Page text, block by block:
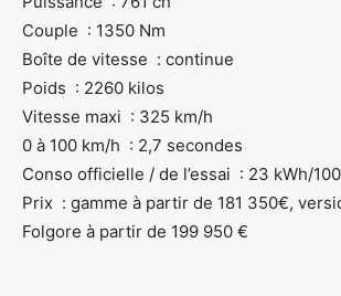
Couple : 1350 Nm
Boîte de vitesse : continue
Poids : 2260 kilos
Vitesse maxi : 325 km/h
0 à 100 km/h : 2,7 secondes
Conso officielle / de l’essai : 23 kWh/
Prix : gamme à partir de 181 350€,
Folgore à partir de 199 950 €